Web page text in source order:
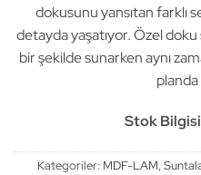
dokusunu yansıtan farklı
detayda yaşatıyor. Özel
bir şekilde sunarken aynı
Stok Bilgisi
Kategoriler: MDF-LAM,